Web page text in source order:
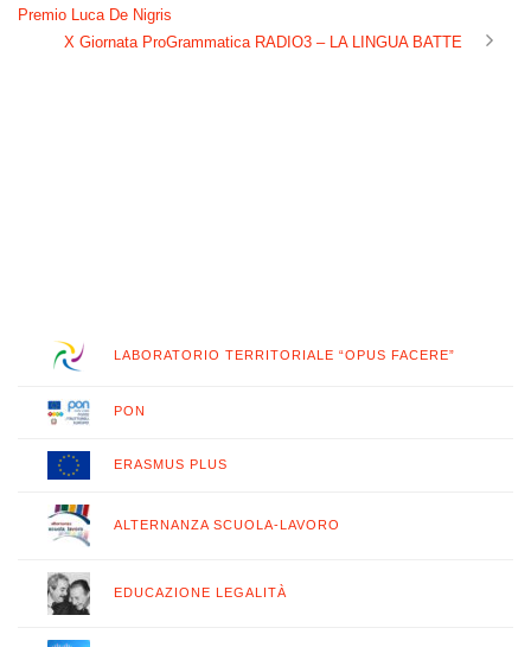
Premio Luca De Nigris
X Giornata ProGrammatica RADIO3 – LA LINGUA BATTE
LABORATORIO TERRITORIALE “OPUS FACERE”
PON
ERASMUS PLUS
ALTERNANZA SCUOLA-LAVORO
EDUCAZIONE LEGALITÀ